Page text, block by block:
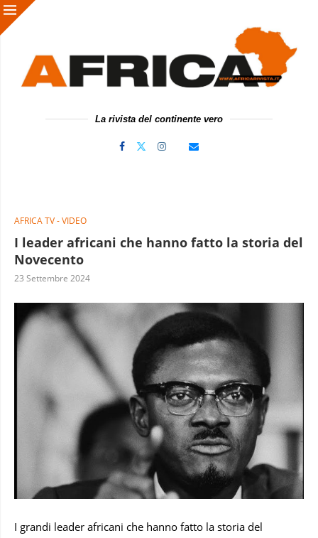
La rivista del continente vero
AFRICA TV - VIDEO
I leader africani che hanno fatto la storia del
Novecento
23 Settembre 2024
I grandi leader africani che hanno fatto la storia del